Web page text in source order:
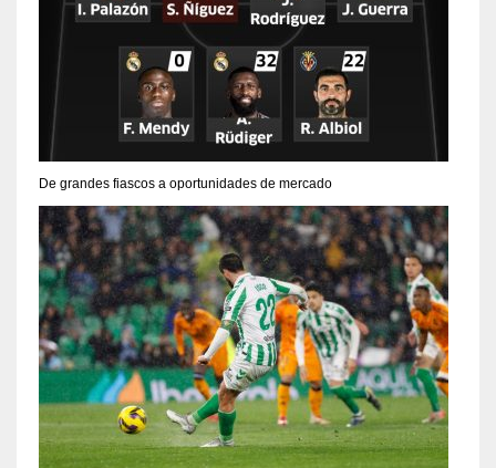
De grandes fiascos a oportunidades de mercado